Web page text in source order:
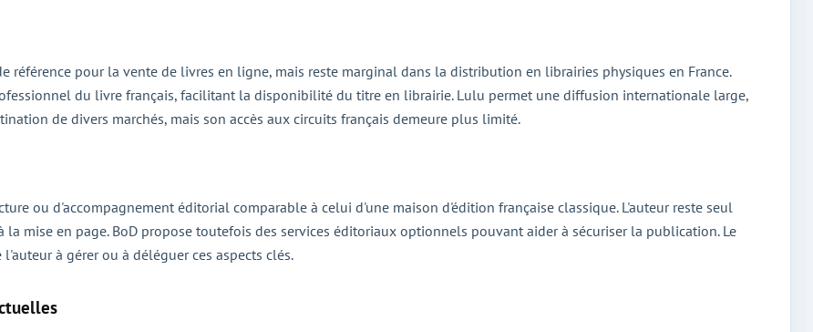
référence pour la vente de livres en ligne, mais reste marginal dans la distribution en librairies physiques en France.
du livre français, facilitant la disponibilité du titre en librairie. Lulu permet une diffusion internationale large,
de divers marchés, mais son accès aux circuits français demeure plus limité.
ou d'accompagnement éditorial comparable à celui d'une maison d'édition française classique. L'auteur reste seul
mise en page. BoD propose toutefois des services éditoriaux optionnels pouvant aider à sécuriser la publication. Le
à gérer ou à déléguer ces aspects clés.